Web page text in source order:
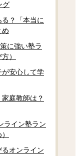
グ
？「本当に
め
に強い塾ラ
）
が安心して学
庭教師は？
ライン塾ラン
オンライン